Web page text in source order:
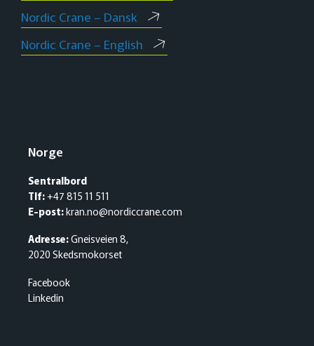
Nordic Crane – Dansk
Nordic Crane – English
Norge
Sentralbord
Tlf:+47 815 11 511
E-post:kran.no@nordiccrane.com
Adresse:Gneisveien 8,
2020 Skedsmokorset
Facebook
Linkedin